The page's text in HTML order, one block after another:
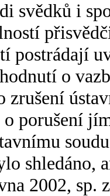
svědků i
postrádají
o
zrušení
porušení
shledáno,
2002,